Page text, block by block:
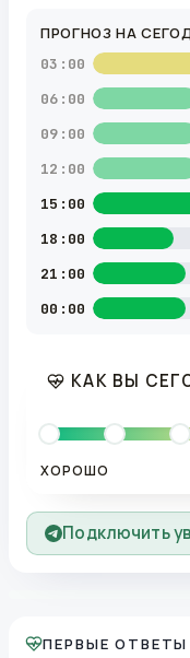
ПРОГНОЗ НА
03:00
06:00
09:00
12:00
15:00
18:00
21:00
00:00
КАК ВЫ
ХОРОШО
Подключить
ПЕРВЫЕ